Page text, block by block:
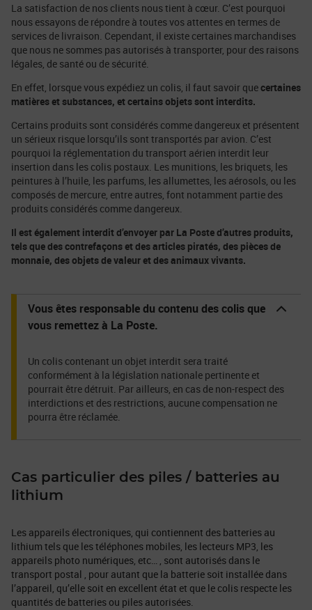
La satisfaction de nos clients nous tient à cœur. C’est pourquoi
nous essayons de répondre à toutes vos attentes en termes de
services de livraison. Cependant, il existe certaines marchandises
que nous ne sommes pas autorisés à transporter, pour des raisons
légales, de santé ou de sécurité.
En effet, lorsque vous expédiez un colis, il faut savoir quecertaines
matières et substances, et certains objets sont interdits.
Certains produits sont considérés comme dangereux et présentent
un sérieux risque lorsqu’ils sont transportés par avion. C’est
pourquoi la réglementation du transport aérien interdit leur
insertion dans les colis postaux. Les munitions, les briquets, les
peintures à l’huile, les parfums, les allumettes, les aérosols, ou les
composés de mercure, entre autres, font notamment partie des
produits considérés comme dangereux.
Il est également interdit d’envoyer par La Poste d’autres produits,
tels que des contrefaçons et des articles piratés, des pièces de
monnaie, des objets de valeur et des animaux vivants.
Vous êtes responsable du contenu des colis que
vous remettez à La Poste.
Un colis contenant un objet interdit sera traité
conformément à la législation nationale pertinente et
pourrait être détruit. Par ailleurs, en cas de non-respect des
interdictions et des restrictions, aucune compensation ne
pourra être réclamée.
Cas particulier des piles / batteries au
lithium
Les appareils électroniques, qui contiennent des batteries au
lithium tels que les téléphones mobiles, les lecteurs MP3, les
appareils photo numériques, etc… , sont autorisés dans le
transport postal , pour autant que la batterie soit installée dans
l’appareil, qu’elle soit en excellent état et que le colis respecte les
quantités de batteries ou piles autorisées.